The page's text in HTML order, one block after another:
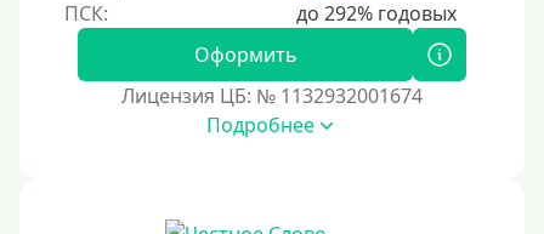
Оформить
Лицензия ЦБ: № 1132932001674
Подробнее